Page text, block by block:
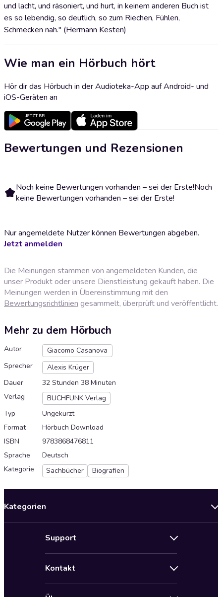
und lacht, und räsoniert, und hurt, in keinem anderen Buch ist
es so lebendig, so deutlich, so zum Riechen, Fühlen,
Schmecken nah." (Hermann Kesten)
Wie man ein Hörbuch hört
Hör dir das Hörbuch in der Audioteka-App auf Android- und
iOS-Geräten an
Bewertungen und Rezensionen
Noch keine Bewertungen vorhanden – sei der Erste!Noch
keine Bewertungen vorhanden – sei der Erste!
Nur angemeldete Nutzer können Bewertungen abgeben.
Jetzt anmelden
Die Meinungen stammen von angemeldeten Kunden, die
unser Produkt oder unsere Dienstleistung gekauft haben. Die
Meinungen werden in Übereinstimmung mit den
Bewertungsrichtlinien gesammelt, überprüft und veröffentlicht.
Mehr zu dem Hörbuch
Autor
Giacomo Casanova
Sprecher
Alexis Krüger
Dauer
32 Stunden 38 Minuten
Verlag
BUCHFUNK Verlag
Typ
Ungekürzt
Format
Hörbuch Download
ISBN
9783868476811
Sprache
Deutsch
Kategorie
Sachbücher Biografien
Kategorien
Support
AGB für Audioteka Abo
Kontakt